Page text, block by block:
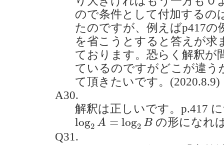
ので条件として付加するの
たのですが、例えばp417の
を省こうとすると答えが求
ております。恐らく解釈が
ているのですがどこが違う
て頂きたいです。(2020.8.9)
A30.
解釈は正しいです。p.417
log2 A = log2 B
log2A=log2 B
の形になれ
Q31.